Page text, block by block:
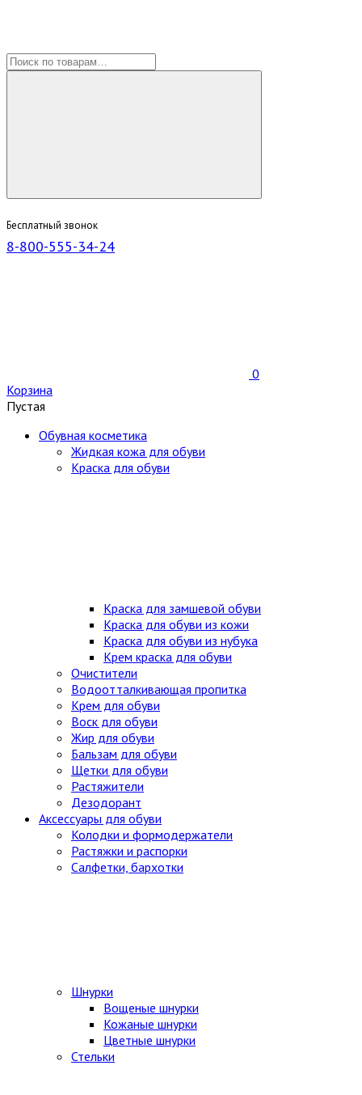
Бесплатный звонок
8-800-555-34-24
0
Корзина
Пустая
Обувная косметика
Жидкая кожа для обуви
Краска для обуви
Краска для замшевой обуви
Краска для обуви из кожи
Краска для обуви из нубука
Крем краска для обуви
Очистители
Водоотталкивающая пропитка
Крем для обуви
Воск для обуви
Жир для обуви
Бальзам для обуви
Щетки для обуви
Растяжители
Дезодорант
Аксессуары для обуви
Колодки и формодержатели
Растяжки и распорки
Салфетки, бархотки
Шнурки
Вощеные шнурки
Кожаные шнурки
Цветные шнурки
Стельки